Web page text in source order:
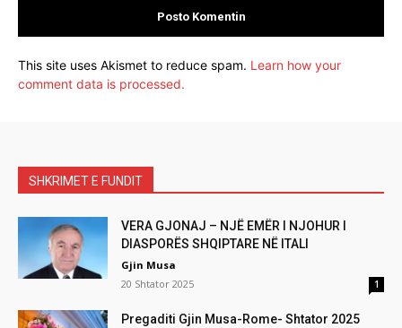
This site uses Akismet to reduce spam. Learn how your
comment data is processed.
SHKRIMET E FUNDIT
VERA GJONAJ – NJË EMËR I NJOHUR I
DIASPORËS SHQIPTARE NË ITALI
Gjin Musa
20 Shtator 2025
1
Pregaditi Gjin Musa-Rome- Shtator 2025